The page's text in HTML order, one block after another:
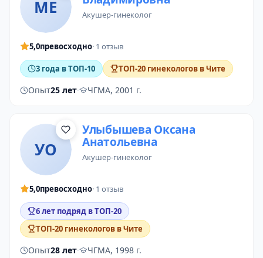
МЕ акушер-гинеколог
5,0превосходно· 1 отзыв
3 года в ТОП-10 ТОП-20 гинекологов в Чите
Опыт25 лет· ЧГМА, 2001 г.
УО
Улыбышева Оксана
Анатольевна
акушер-гинеколог
5,0превосходно· 1 отзыв
6 лет подряд в ТОП-20
ТОП-20 гинекологов в Чите
Опыт28 лет· ЧГМА, 1998 г.